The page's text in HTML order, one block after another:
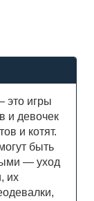
это игры
и девочек
и котят.
быть
— уход
их